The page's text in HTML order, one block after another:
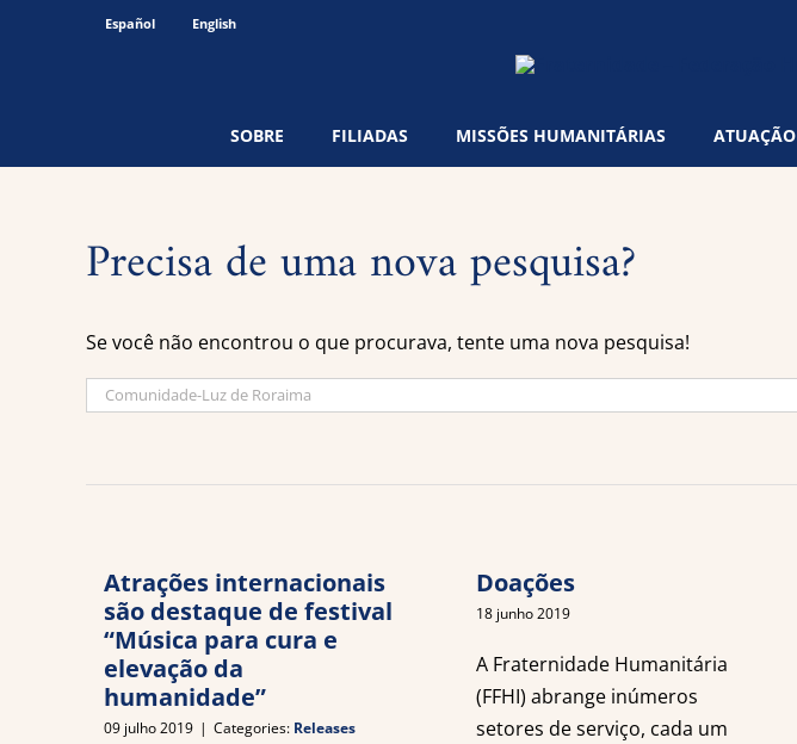
Español English
SOBRE FILIADAS MISSÕES HUMANITÁRIAS ATUAÇÃO
Precisa de uma nova pesquisa?
Se você não encontrou o que procurava, tente uma nova pesquisa!
Atrações internacionais
são destaque de festival
“Música para cura e
elevação da
humanidade”
09 julho 2019 | Categories: Releases
Doações
18 junho 2019
A Fraternidade Humanitária
(FFHI) abrange inúmeros
setores de serviço, cada um